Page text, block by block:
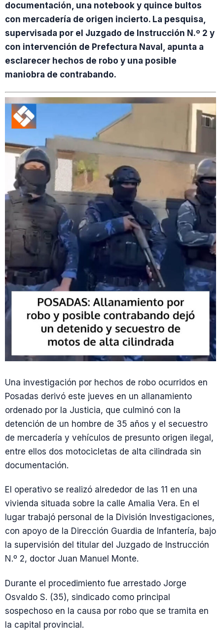
documentación, una notebook y quince bultos
con mercadería de origen incierto. La pesquisa,
supervisada por el Juzgado de Instrucción N.º 2 y
con intervención de Prefectura Naval, apunta a
esclarecer hechos de robo y una posible
maniobra de contrabando.
Una investigación por hechos de robo ocurridos en
Posadas derivó este jueves en un allanamiento
ordenado por la Justicia, que culminó con la
detención de un hombre de 35 años y el secuestro
de mercadería y vehículos de presunto origen ilegal,
entre ellos dos motocicletas de alta cilindrada sin
documentación.
El operativo se realizó alrededor de las 11 en una
vivienda situada sobre la calle Amalia Vera. En el
lugar trabajó personal de la División Investigaciones,
con apoyo de la Dirección Guardia de Infantería, bajo
la supervisión del titular del Juzgado de Instrucción
N.º 2, doctor Juan Manuel Monte.
Durante el procedimiento fue arrestado Jorge
Osvaldo S. (35), sindicado como principal
sospechoso en la causa por robo que se tramita en
la capital provincial.